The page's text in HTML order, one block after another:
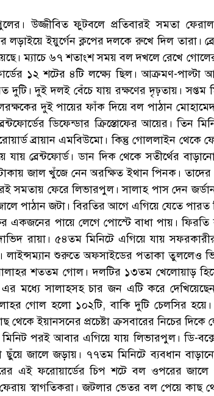
উজ্জীবিত ফুটবলে প্রতিবারই সমতা
লড়াইয়ে ইয়ুর্গেন ক্লপের দলকে রুখে দিল তারা।
ম্যাচে ৬৭ শতাংশ সময় বল দখলে রেখে
১২ শটের ৪টি লক্ষ্যে ছিল। আক্রমণ-পাল্টা
দুই দলই বেঁচে যায় রক্ষণের দৃঢ়তায়। সপ্তম
দুই পায়ের ফাঁক দিয়ে বল পাঠান
ডিফেন্ডার ক্রিস্তোফের আয়ের। তিন
ব্রায়ান এমবিউমো। কিন্তু গোললাইন থেকে
ব্রেন্টফোর্ড। ডান দিক থেকে সতীর্থের
জাল খুঁজে নেন অরক্ষিত ইথান পিনক। তাদের
সমতায় ফেরে লিভারপুল। সালাহ পাস দেন
পাঠান জটা। বিরতির আগে এগিয়ে যেতে
একজনের পায়ে লেগে পোস্টে বাধা পায়।
রায়া। ৫৪তম মিনিটে এগিয়ে যায়
লাইন্সম্যান শুরুতে অফসাইডের পতাকা তুললেও
সালাহর শততম গোল। দলটির ১৩তম খেলোয়াড়
মধ্যে সালাহসহ চার জন এটি করে দেখিয়েছেন
গোল হলো ১০২টি, বাকি দুটি চেলসির
থেকে ইয়ানসনের প্রচেষ্টা ক্রসবারের নিচের
পরই আবার এগিয়ে যায় লিভারপুল। ডি-
জালে জড়ায়। ৭৭তম মিনিটে ব্যবধান
এই ফরোয়ার্ডের চিপ শটে বল ওপরের জালে
স্বাগতিকরা। জটলার ভেতর বল পেয়ে কাছ